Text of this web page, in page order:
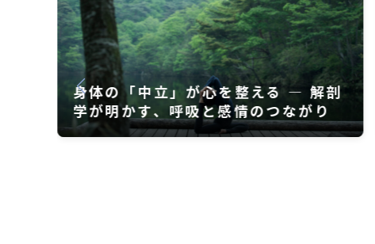
ヨガ資格RYT200・300｜合格率と
学習方法を解説